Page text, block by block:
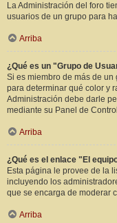
La Administración del foro
usuarios de un grupo para
Arriba
¿Qué es un "Grupo de
Si es miembro de más de
para determinar qué color y
Administración debe darle
mediante su Panel de
Arriba
¿Qué es el enlace "El
Esta página le provee de la
incluyendo los
que se encarga de moderar
Arriba